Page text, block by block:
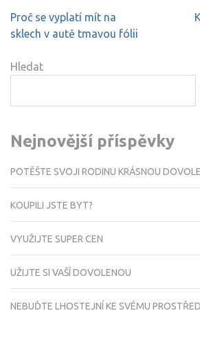
Navigace
pro
Proč se vyplatí mít na
sklech v autě tmavou fólii
Hledat
Nejnovější příspěvky
POTĚŠTE SVOJI RODINU KRÁSNOU
KOUPILI JSTE BYT?
VYUŽIJTE SUPER CEN
UŽIJTE SI VAŠÍ DOVOLENOU
NEBUĎTE LHOSTEJNÍ KE SVÉMU